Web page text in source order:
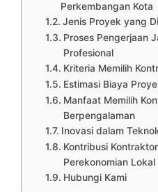
Perkembangan Kota
Jenis Proyek yang
Proses Pengerjaan
Profesional
Kriteria Memilih
Estimasi Biaya
Manfaat Memilih
Berpengalaman
Inovasi dalam
Kontribusi
Perekonomian Lokal
Hubungi Kami